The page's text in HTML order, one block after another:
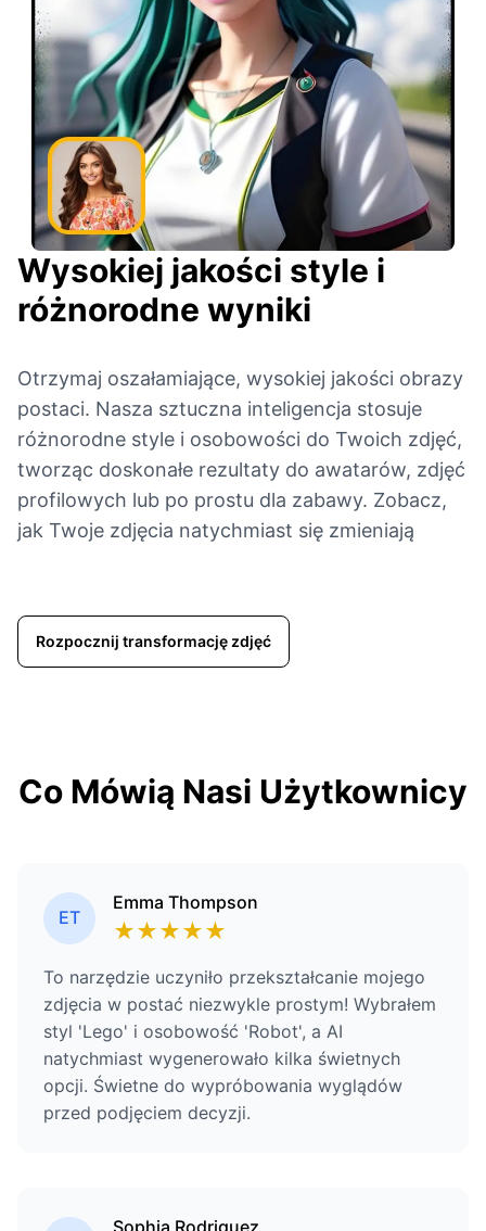
Wysokiej jakości style i
różnorodne wyniki
Otrzymaj oszałamiające, wysokiej jakości obrazy
postaci. Nasza sztuczna inteligencja stosuje
różnorodne style i osobowości do Twoich zdjęć,
tworząc doskonałe rezultaty do awatarów, zdjęć
profilowych lub po prostu dla zabawy. Zobacz,
jak Twoje zdjęcia natychmiast się zmieniają
Rozpocznij transformację zdjęć
Co Mówią Nasi Użytkownicy
ET
Emma Thompson
★★★★★
To narzędzie uczyniło przekształcanie mojego
zdjęcia w postać niezwykle prostym! Wybrałem
styl 'Lego' i osobowość 'Robot', a AI
natychmiast wygenerowało kilka świetnych
opcji. Świetne do wypróbowania wyglądów
przed podjęciem decyzji.
Sophia Rodriguez